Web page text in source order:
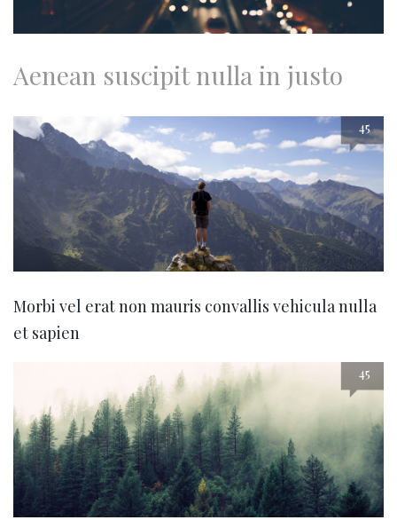
Aenean suscipit nulla in justo
45
Morbi vel erat non mauris convallis vehicula nulla
et sapien
45